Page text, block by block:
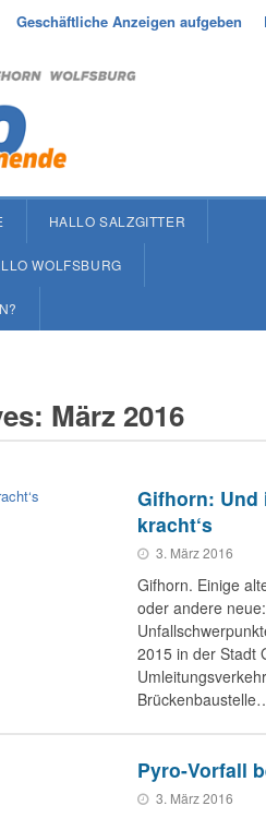
Geschäftliche Anzeigen aufgeben
HALLO SALZGITTER
WOLFSBURG
März 2016
Gifhorn: Und
kracht‘s
3. März 2016
Gifhorn. Einige
oder andere
2015 in der Stadt
Pyro-Vorfall
3. März 2016